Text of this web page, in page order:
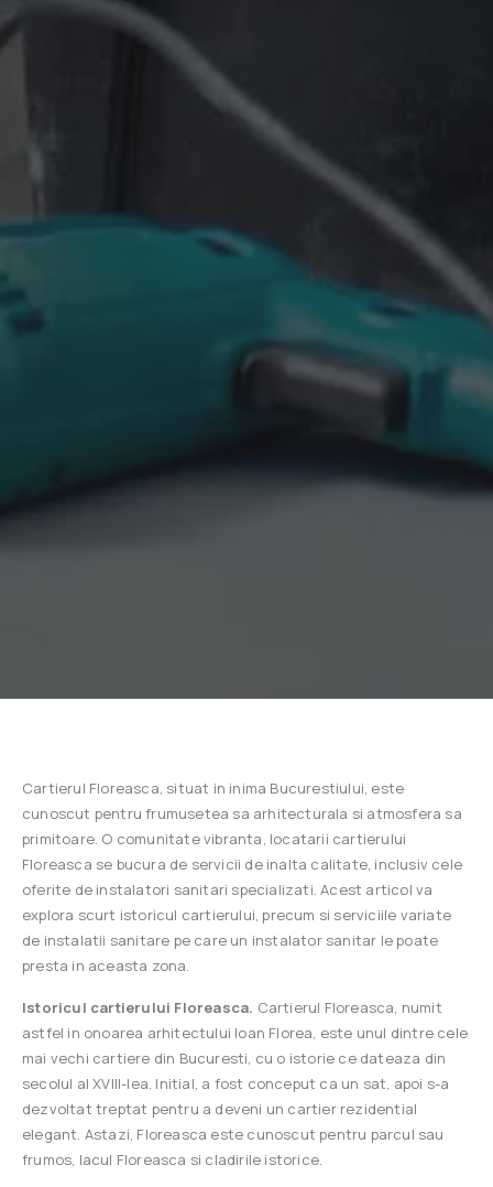
Cartierul Floreasca, situat in inima Bucurestiului, este
cunoscut pentru frumusetea sa arhitecturala si atmosfera sa
primitoare. O comunitate vibranta, locatarii cartierului
Floreasca se bucura de servicii de inalta calitate, inclusiv cele
oferite de instalatori sanitari specializati. Acest articol va
explora scurt istoricul cartierului, precum si serviciile variate
de instalatii sanitare pe care un instalator sanitar le poate
presta in aceasta zona.
Istoricul cartierului Floreasca. Cartierul Floreasca, numit
astfel in onoarea arhitectului Ioan Florea, este unul dintre cele
mai vechi cartiere din Bucuresti, cu o istorie ce dateaza din
secolul al XVIII-lea. Initial, a fost conceput ca un sat, apoi s-a
dezvoltat treptat pentru a deveni un cartier rezidential
elegant. Astazi, Floreasca este cunoscut pentru parcul sau
frumos, lacul Floreasca si cladirile istorice.